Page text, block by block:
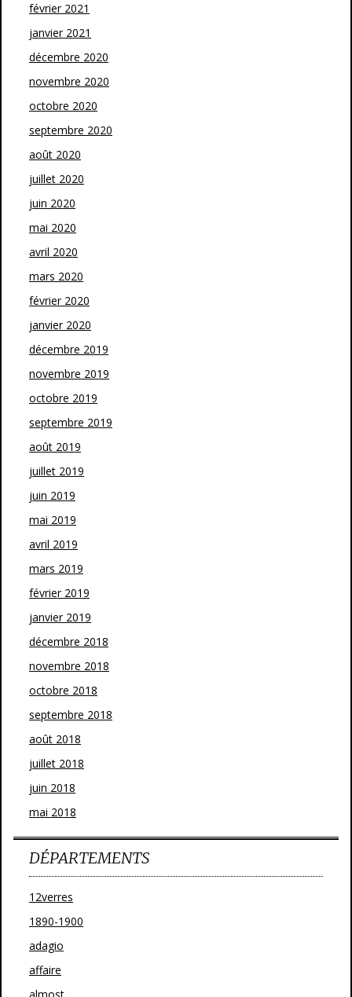
février 2021
janvier 2021
décembre 2020
novembre 2020
octobre 2020
septembre 2020
août 2020
juillet 2020
juin 2020
mai 2020
avril 2020
mars 2020
février 2020
janvier 2020
décembre 2019
novembre 2019
octobre 2019
septembre 2019
août 2019
juillet 2019
juin 2019
mai 2019
avril 2019
mars 2019
février 2019
janvier 2019
décembre 2018
novembre 2018
octobre 2018
septembre 2018
août 2018
juillet 2018
juin 2018
mai 2018
DÉPARTEMENTS
12verres
1890-1900
adagio
affaire